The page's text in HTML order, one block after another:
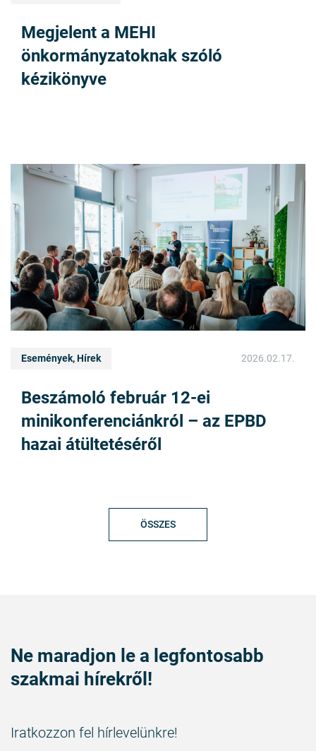
Megjelent a MEHI
önkormányzatoknak szóló
kézikönyve
Események, Hírek 2026.02.17.
Beszámoló február 12-ei
minikonferenciánkról – az EPBD
hazai átültetéséről
ÖSSZES
Ne maradjon le a legfontosabb
szakmai hírekről!
Iratkozzon fel hírlevelünkre!